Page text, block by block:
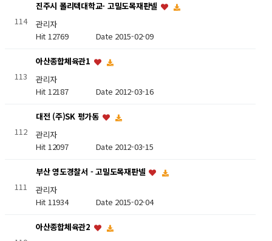
114
진주시 폴리텍대학교- 고밀도목재판넬
관리자
Hit 12769 Date 2015-02-09
113
아산종합체육관1
관리자
Hit 12187 Date 2012-03-16
112
대전 (주)SK 평가동
관리자
Hit 12097 Date 2012-03-15
111
부산 영도경찰서 - 고밀도목재판넬
관리자
Hit 11934 Date 2015-02-04
아산종합체육관2